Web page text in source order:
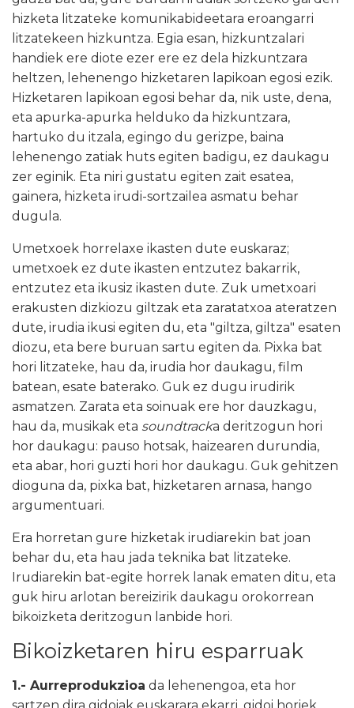
hizketa litzateke komunikabideetara eroangarri
litzatekeen hizkuntza. Egia esan, hizkuntzalari
handiek ere diote ezer ere ez dela hizkuntzara
heltzen, lehenengo hizketaren lapikoan egosi ezik.
Hizketaren lapikoan egosi behar da, nik uste, dena,
eta apurka-apurka helduko da hizkuntzara,
hartuko du itzala, egingo du gerizpe, baina
lehenengo zatiak huts egiten badigu, ez daukagu
zer eginik. Eta niri gustatu egiten zait esatea,
gainera, hizketa irudi-sortzailea asmatu behar
dugula.
Umetxoek horrelaxe ikasten dute euskaraz;
umetxoek ez dute ikasten entzutez bakarrik,
entzutez eta ikusiz ikasten dute. Zuk umetxoari
erakusten dizkiozu giltzak eta zaratatxoa ateratzen
dute, irudia ikusi egiten du, eta "giltza, giltza" esaten
diozu, eta bere buruan sartu egiten da. Pixka bat
hori litzateke, hau da, irudia hor daukagu, film
batean, esate baterako. Guk ez dugu irudirik
asmatzen. Zarata eta soinuak ere hor dauzkagu,
hau da, musikak eta soundtracka deritzogun hori
hor daukagu: pauso hotsak, haizearen durundia,
eta abar, hori guzti hori hor daukagu. Guk gehitzen
dioguna da, pixka bat, hizketaren arnasa, hango
argumentuari.
Era horretan gure hizketak irudiarekin bat joan
behar du, eta hau jada teknika bat litzateke.
Irudiarekin bat-egite horrek lanak ematen ditu, eta
guk hiru arlotan bereizirik daukagu orokorrean
bikoizketa deritzogun lanbide hori.
Bikoizketaren hiru esparruak
1.- Aurreprodukzioa da lehenengoa, eta hor